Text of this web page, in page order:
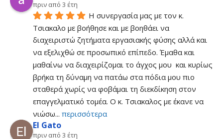
πριν από 3 έτη
Η συνεργασία μας με τον κ.
Τσιακαλο με βοήθησε και με βοηθάει να
διαχειριστώ ζητήματα εργασιακής φύσης αλλά και
να εξελιχθώ σε προσωπικό επίπεδο. Έμαθα και
μαθαίνω να διαχειρίζομαι το άγχος μου  και κυρίως
βρήκα τη δύναμη να πατάω στα πόδια μου πιο
σταθερά χωρίς να φοβάμαι τη διεκδίκηση στον
επαγγελματικό τομέα. Ο κ. Τσιακαλος με έκανε να
νιώσω... περισσότερα
El Gato
πριν από 3 έτη